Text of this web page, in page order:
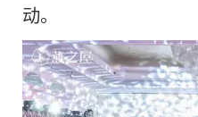
动。